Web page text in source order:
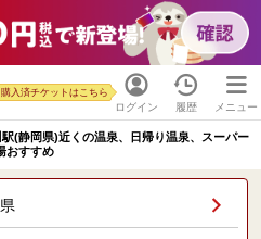
ログイン
購入済チケットはこちら
履歴 メニュー
(静岡県)近くの温泉、日帰り温泉、スーパー
おすすめ